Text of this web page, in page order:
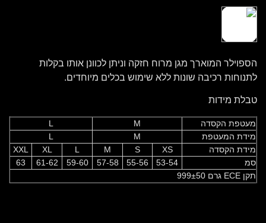
הספוילר המוארך מגן מרוח חזקה וניתן לכוונן אותו בקלות
לתנוחות רכיבה שונות ללא שימוש בכלים מיוחדים.
טבלת מידות
מעטפת הקסדה M
L
מידת המעטפת
M
L
מידת הקסדה
XS
S
M
L
XL
XXL
סמ
53-54
55-56
57-58
59-60
61-62
63
תקן ECE גרם 999±50